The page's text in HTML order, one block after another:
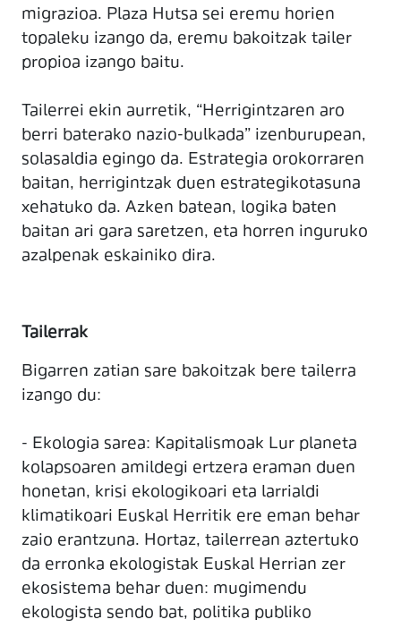
migrazioa. Plaza Hutsa sei eremu horien
topaleku izango da, eremu bakoitzak tailer
propioa izango baitu.
Tailerrei ekin aurretik, “Herrigintzaren aro
berri baterako nazio-bulkada” izenburupean,
solasaldia egingo da. Estrategia orokorraren
baitan, herrigintzak duen estrategikotasuna
xehatuko da. Azken batean, logika baten
baitan ari gara saretzen, eta horren inguruko
azalpenak eskainiko dira.
Tailerrak
Bigarren zatian sare bakoitzak bere tailerra
izango du:
- Ekologia sarea: Kapitalismoak Lur planeta
kolapsoaren amildegi ertzera eraman duen
honetan, krisi ekologikoari eta larrialdi
klimatikoari Euskal Herritik ere eman behar
zaio erantzuna. Hortaz, tailerrean aztertuko
da erronka ekologistak Euskal Herrian zer
ekosistema behar duen: mugimendu
ekologista sendo bat, politika publiko